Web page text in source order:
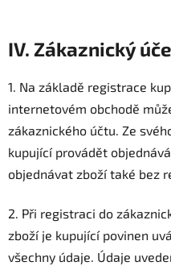
IV. Zákaznický
1. Na základě registrace
internetovém obchodě
zákaznického účtu. Ze
kupující provádět
objednávat zboží také bez
2. Při registraci do
zboží je kupující povinen
všechny údaje. Údaje